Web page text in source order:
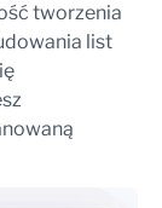
tworzenia
list